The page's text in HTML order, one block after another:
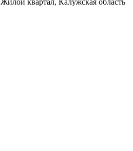
Жилой квартал, Калужская область